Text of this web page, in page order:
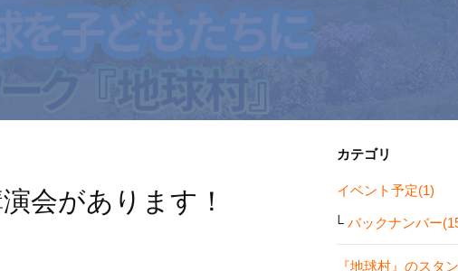
会があります！
カテゴリ
イベント予定(1)
バックナンバー
『地球村』のスタ